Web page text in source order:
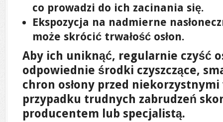
co prowadzi do ich zacinania się.
Ekspozycja na nadmierne
może skrócić trwałość osłon.
Aby ich uniknąć, regularnie czyść
odpowiednie środki czyszczące,
chron osłony przed
przypadku trudnych zabrudzeń
producentem lub specjalistą.